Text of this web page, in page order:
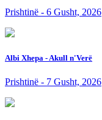
Prishtinë - 6 Gusht, 2026
Albi Xhepa - Akull n'Verë
Prishtinë - 7 Gusht, 2026